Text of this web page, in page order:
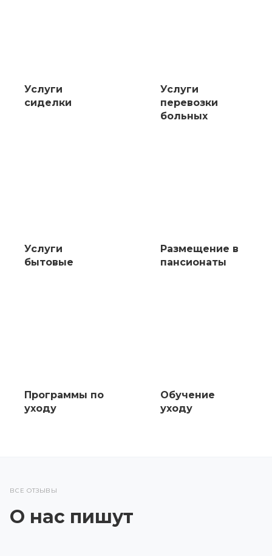
Услуги
сиделки
Услуги
перевозки
больных
Услуги
бытовые
Размещение в
пансионаты
Программы по
уходу
Обучение
уходу
ВСЕ ОТЗЫВЫ
О нас пишут